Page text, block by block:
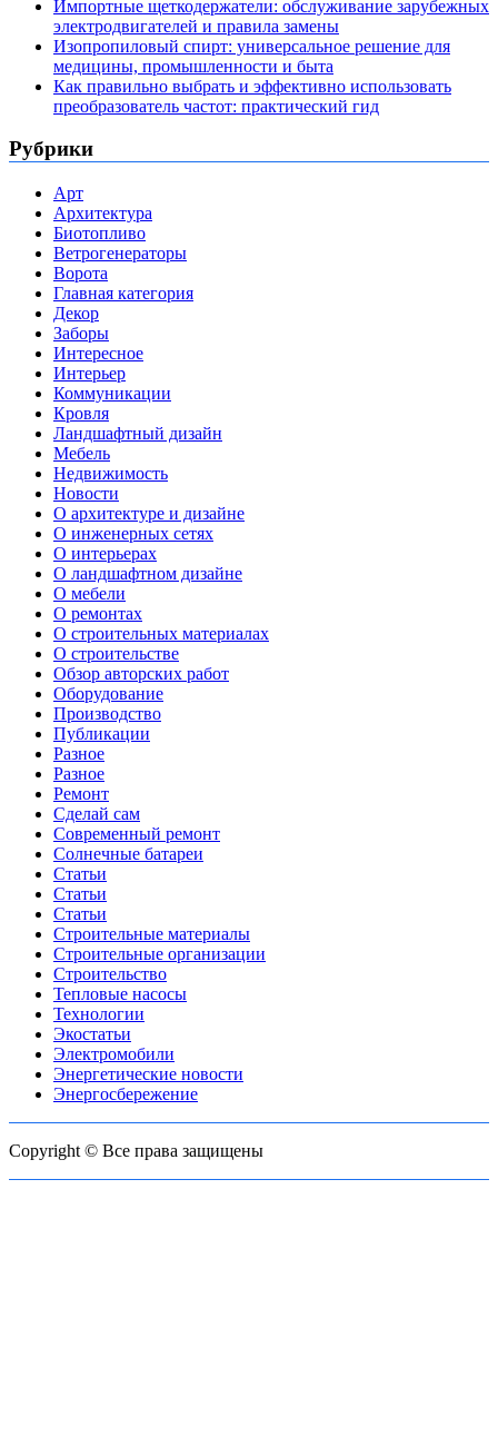
Импортные щеткодержатели: обслуживание зарубежных
электродвигателей и правила замены
Изопропиловый спирт: универсальное решение для
медицины, промышленности и быта
Как правильно выбрать и эффективно использовать
преобразователь частот: практический гид
Рубрики
Арт
Архитектура
Биотопливо
Ветрогенераторы
Ворота
Главная категория
Декор
Заборы
Интересное
Интерьер
Коммуникации
Кровля
Ландшафтный дизайн
Мебель
Недвижимость
Новости
О архитектуре и дизайне
О инженерных сетях
О интерьерах
О ландшафтном дизайне
О мебели
О ремонтах
О строительных материалах
О строительстве
Обзор авторских работ
Оборудование
Производство
Публикации
Разное
Разное
Ремонт
Сделай сам
Современный ремонт
Солнечные батареи
Статьи
Статьи
Статьи
Строительные материалы
Строительные организации
Строительство
Тепловые насосы
Технологии
Экостатьи
Электромобили
Энергетические новости
Энергосбережение
Copyright © Все права защищены